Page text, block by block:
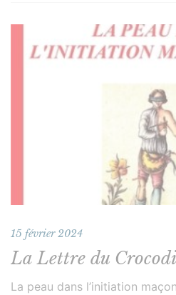
15 février 2024
La Lettre du
La peau dans l’initiation